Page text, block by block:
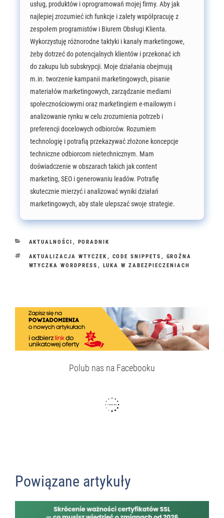
usług, produktów i oprogramowań mojej firmy. Aby jak
najlepiej zrozumieć ich funkcje i zalety współpracuję z
zespołem programistów i Biurem Obsługi Klienta.
Wykorzystuję różnorodne taktyki i kanały marketingowe,
żeby dotrzeć do potencjalnych klientów i przekonać ich
do zakupu lub subskrypcji. Moje działania obejmują
m.in. tworzenie kampanii marketingowych, pisanie
materiałów marketingowych, zarządzanie mediami
społecznościowymi oraz marketingiem e-mailowym i
analizowanie rynku w celu zrozumienia potrzeb i
preferencji docelowych odbiorców. Rozumiem
technologię i potrafią przekazywać złożone koncepcje
techniczne odbiorcom nietechnicznym. Mam
doświadczenie w obszarach takich jak content
marketing, SEO i generowaniu leadów. Potrafię
skutecznie mierzyć i analizować wyniki działań
marketingowych, aby stale ulepszać swoje strategie.
KATEGORIE
AKTUALNOŚCI , PORADNIK
TAGI
AKTUALIZACJA WTYCZEK , CODE SNIPPETS , GROŹNA
WTYCZKA WORDPRESS , LUKA W ZABEZPIECZENIACH
Polub nas na Facebooku
Powiązane artykuły